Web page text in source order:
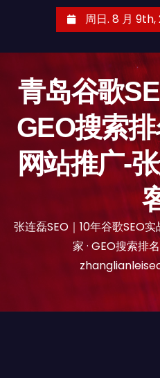
周日. 8 月 9th,
青岛谷歌
GEO搜索
网站推广-
张连磊SEO｜10年谷歌SEO
家 · GEO搜索排